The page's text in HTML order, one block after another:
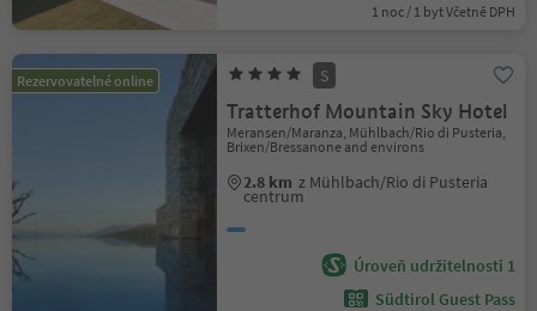
1 noc / 1 byt Včetně DPH
Rezervovatelné online S
Tratterhof Mountain Sky Hotel
Meransen/Maranza, Mühlbach/Rio di Pusteria,
Brixen/Bressanone and environs
2.8 km z Mühlbach/Rio di Pusteria
centrum
Úroveň udržitelnosti 1
Südtirol Guest Pass